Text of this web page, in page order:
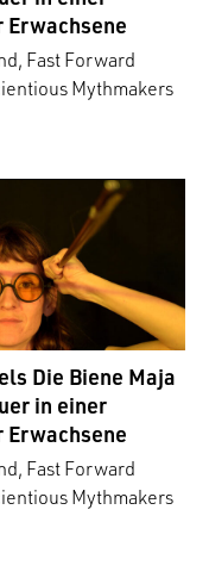
Erwachsene
Fast Forward
Mythmakers
Die Biene Maja
in einer
Erwachsene
Fast Forward
Mythmakers